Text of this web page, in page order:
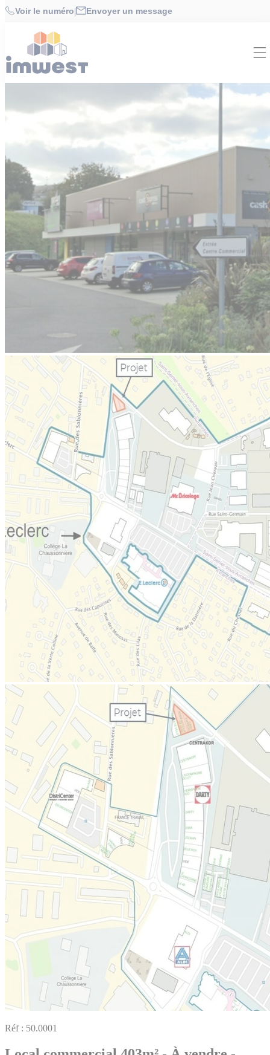
Cookies management panel
Voir le numéro| Envoyer un message
Accueil>Offres>LOCAL COMMERCIAL 403 m² à
Réf : 50.0001